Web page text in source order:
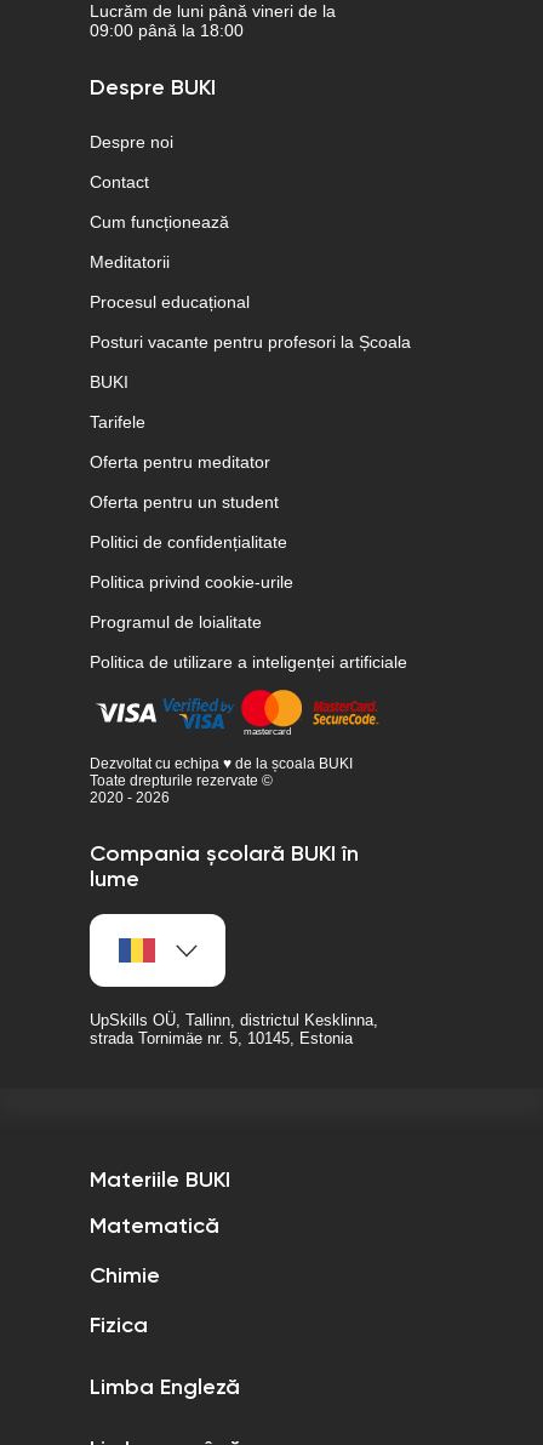
Lucrăm de luni până vineri de la
09:00 până la 18:00
Despre BUKI
Despre noi
Contact
Cum funcționează
Meditatorii
Procesul educațional
Posturi vacante pentru profesori la Școala
BUKI
Tarifele
Oferta pentru meditator
Oferta pentru un student
Politici de confidențialitate
Politica privind cookie-urile
Programul de loialitate
Politica de utilizare a inteligenței artificiale
Dezvoltat cu echipa ♥ de la școala BUKI
Toate drepturile rezervate ©
2020 - 2026
Compania școlară BUKI în
lume
UpSkills OÜ, Tallinn, districtul Kesklinna,
strada Tornimäe nr. 5, 10145, Estonia
Materiile BUKI
Matematică
Chimie
Fizica
Limba Engleză